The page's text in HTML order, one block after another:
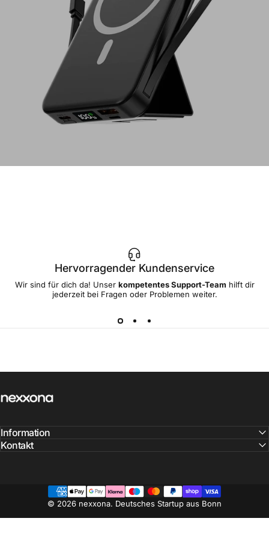
Hervorragender Kundenservice
Wir sind für dich da! Unser kompetentes Support-Team hilft dir
jederzeit bei Fragen oder Problemen weiter.
Information
Kontakt
© 2026 nexxona. Deutsches Startup aus Bonn